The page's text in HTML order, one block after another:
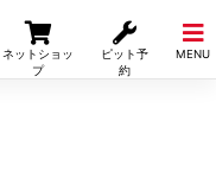
ネットショッ
プ
ピット予
約
MENU